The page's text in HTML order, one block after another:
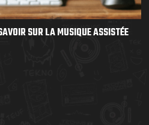
SUR LA MUSIQUE ASSISTÉE